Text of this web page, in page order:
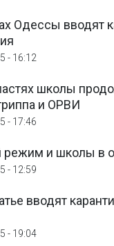
Одессы вводят
- 16:12
школы
и ОРВИ
- 17:46
и школы в
- 12:59
вводят
- 19:04